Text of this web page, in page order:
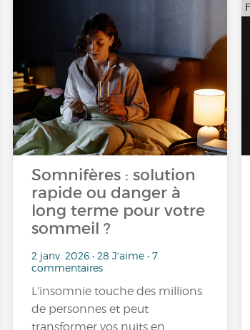
Somnifères : solution
rapide ou danger à
long terme pour votre
sommeil ?
2 janv. 2026 • 28 J'aime • 7
commentaires
L’insomnie touche des millions
de personnes et peut
transformer vos nuits en